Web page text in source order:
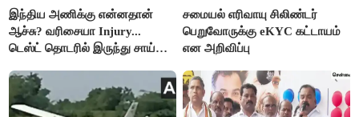
இந்திய அணிக்கு என்னதான்
ஆச்சு? வரிசையா Injury...
டெஸ்ட் தொடரில் இருந்து சாய்
சமையல் எரிவாயு சிலிண்டர்
பெறுவோருக்கு eKYC கட்டாயம்
என அறிவிப்பு